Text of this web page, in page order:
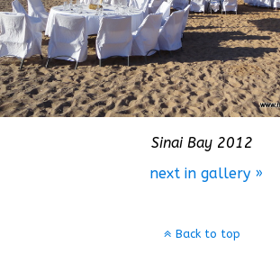
Sinai Bay 2012
next in gallery »
Back to top